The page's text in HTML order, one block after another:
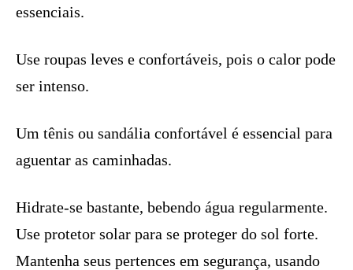
essenciais.
Use roupas leves e confortáveis, pois o calor pode
ser intenso.
Um tênis ou sandália confortável é essencial para
aguentar as caminhadas.
Hidrate-se bastante, bebendo água regularmente.
Use protetor solar para se proteger do sol forte.
Mantenha seus pertences em segurança, usando